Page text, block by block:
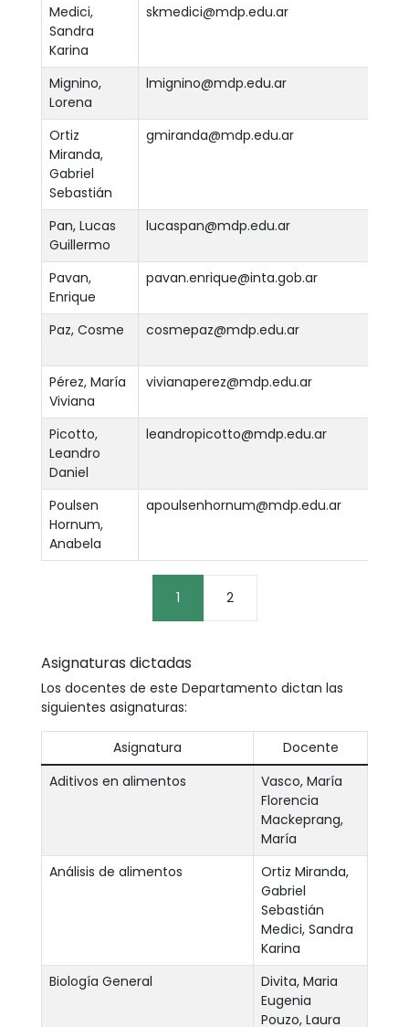
Medici,
Sandra
Karina
skmedici@mdp.edu.ar
Mignino,
Lorena
lmignino@mdp.edu.ar
Ortiz
Miranda,
Gabriel
Sebastián
gmiranda@mdp.edu.ar
Pan, Lucas
Guillermo
lucaspan@mdp.edu.ar
Pavan,
Enrique
pavan.enrique@inta.gob.ar
Paz, Cosme
cosmepaz@mdp.edu.ar
Pérez, María
Viviana
vivianaperez@mdp.edu.ar
Picotto,
Leandro
Daniel
leandropicotto@mdp.edu.ar
Poulsen
Hornum,
Anabela
apoulsenhornum@mdp.edu.ar
1 2
Asignaturas dictadas
Los docentes de este Departamento dictan las
siguientes asignaturas:
Asignatura
Docente
Aditivos en alimentos
Vasco, María
Florencia
Mackeprang,
María
Análisis de alimentos
Ortiz Miranda,
Gabriel
Sebastián
Medici, Sandra
Karina
Biología General
Divita, Maria
Eugenia
Pouzo, Laura